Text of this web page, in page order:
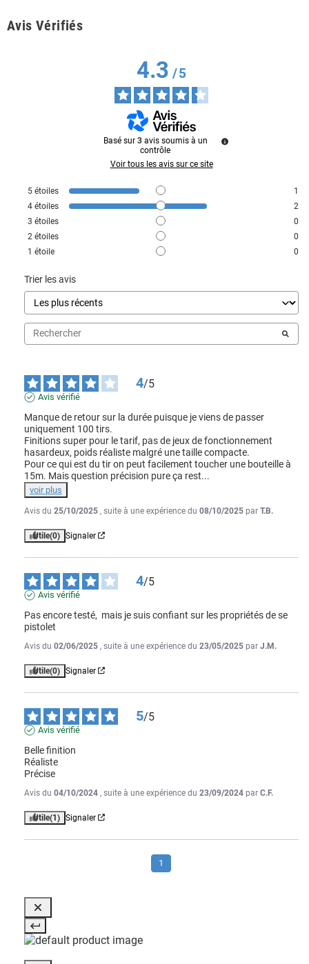
Avis Vérifiés
4.3/5
Basé sur 3 avis soumis à un
contrôle
Voir tous les avis sur ce site
5 étoiles
1
4 étoiles
2
3 étoiles
0
2 étoiles
0
1 étoile 0
Trier les avis
4/5
Avis vérifié
Manque de retour sur la durée puisque je viens de passer
uniquement 100 tirs.
Finitions super pour le tarif, pas de jeux de fonctionnement
hasardeux, poids réaliste malgré une taille compacte.
Pour ce qui est du tir on peut facilement toucher une bouteille à
15m. Mais question précision pure ça rest...
voir plus
Avis du 25/10/2025 , suite à une expérience du 08/10/2025 par T.B.
Utile(0) Signaler
4/5
Avis vérifié
Pas encore testé,  mais je suis confiant sur les propriétés de se
pistolet
Avis du 02/06/2025 , suite à une expérience du 23/05/2025 par J.M.
Utile(0) Signaler
5/5
Avis vérifié
Belle finition
Réaliste
Précise
Avis du 04/10/2024 , suite à une expérience du 23/09/2024 par C.F.
Utile(1) Signaler
1